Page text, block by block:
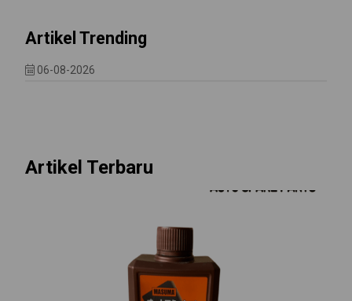
Artikel Trending
06-08-2026
Artikel Terbaru